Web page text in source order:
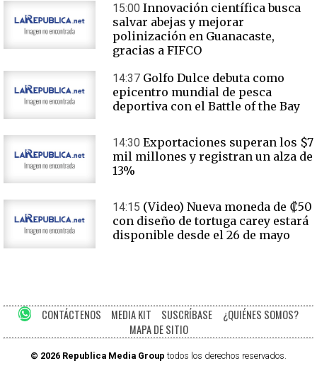
15:00 Innovación científica busca
salvar abejas y mejorar
polinización en Guanacaste,
gracias a FIFCO
14:37 Golfo Dulce debuta como
epicentro mundial de pesca
deportiva con el Battle of the Bay
14:30 Exportaciones superan los $7
mil millones y registran un alza de
13%
14:15 (Video) Nueva moneda de ₡50
con diseño de tortuga carey estará
disponible desde el 26 de mayo
CONTÁCTENOS MEDIA KIT SUSCRÍBASE
¿QUIÉNES SOMOS?
MAPA DE SITIO
© 2026 Republica Media Group todos los derechos reservados.